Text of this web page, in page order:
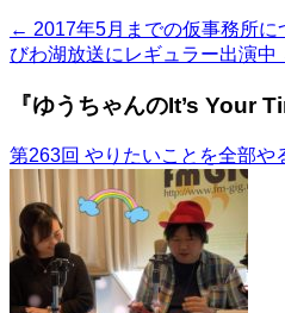
← 2017年5月までの仮事務所に
びわ湖放送にレギュラー出演中
『ゆうちゃんのIt’s Your
第263回 やりたいことを全部や